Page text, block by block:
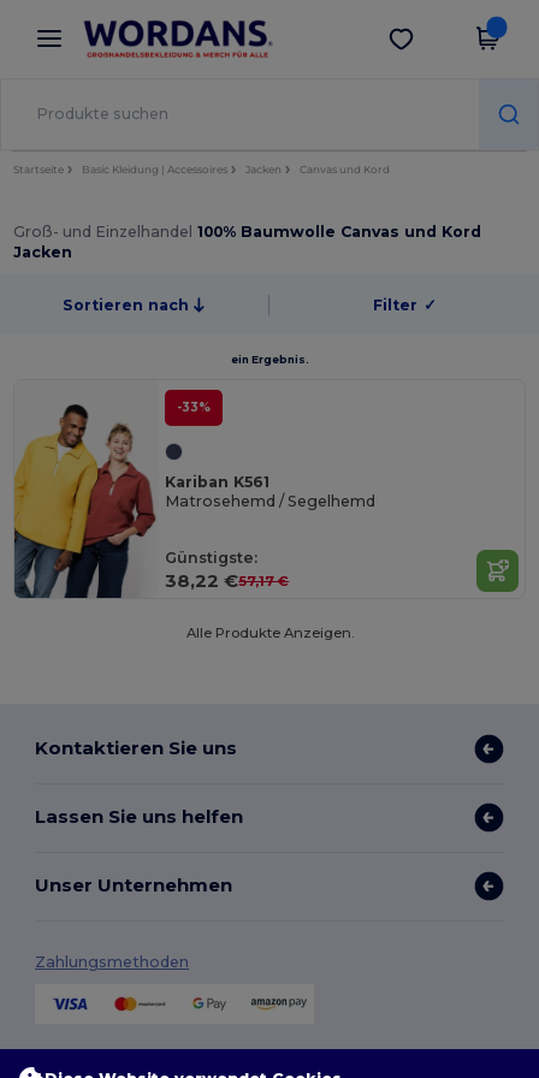
× Wordans App
Bessere Preise in der App!
App holen
Startseite Basic Kleidung | Accessoires Jacken Canvas und Kord
Groß- und Einzelhandel 100% Baumwolle Canvas und Kord
Jacken
Sortieren nach Filter ✓
ein Ergebnis.
-33%
Kariban K561
Matrosehemd / Segelhemd
Günstigste:
38,22 €57,17 €
Alle Produkte Anzeigen.
Kontaktieren Sie uns
Lassen Sie uns helfen
Unser Unternehmen
Zahlungsmethoden